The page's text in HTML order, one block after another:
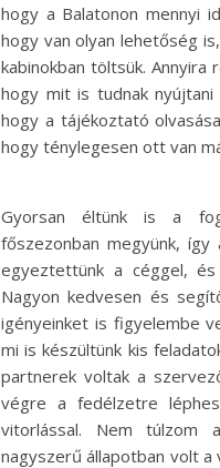
hogy a Balatonon mennyi
hogy van olyan lehetőség
kabinokban töltsük. Annyira
hogy mit is tudnak nyújtani
hogy a tájékoztató
hogy ténylegesen ott van
Gyorsan éltünk is a
főszezonban megyünk,
egyeztettünk a céggel,
Nagyon kedvesen és
igényeinket is figyelembe
mi is készültünk kis
partnerek voltak a
végre a fedélzetre
vitorlással. Nem túlzom
nagyszerű állapotban volt a